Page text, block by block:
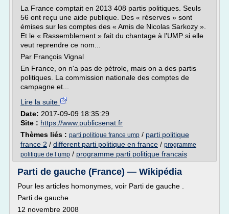
La France comptait en 2013 408 partis politiques. Seuls
56 ont reçu une aide publique. Des « réserves » sont
émises sur les comptes des « Amis de Nicolas Sarkozy ».
Et le « Rassemblement » fait du chantage à l'UMP si elle
veut reprendre ce nom...
Par François Vignal
En France, on n'a pas de pétrole, mais on a des partis
politiques. La commission nationale des comptes de
campagne et...
Lire la suite
Date: 2017-09-09 18:35:29
Site : https://www.publicsenat.fr
Thèmes liés : parti politique france ump / parti politique
france 2 / different parti politique en france / programme
politique de l ump / programme parti politique francais
Parti de gauche (France) — Wikipédia
Pour les articles homonymes, voir Parti de gauche .
Parti de gauche
12 novembre 2008